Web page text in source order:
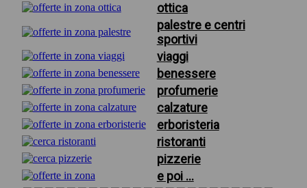
ottica
palestre e centri
sportivi
viaggi
benessere
profumerie
calzature
erboristeria
ristoranti
pizzerie
e poi ...